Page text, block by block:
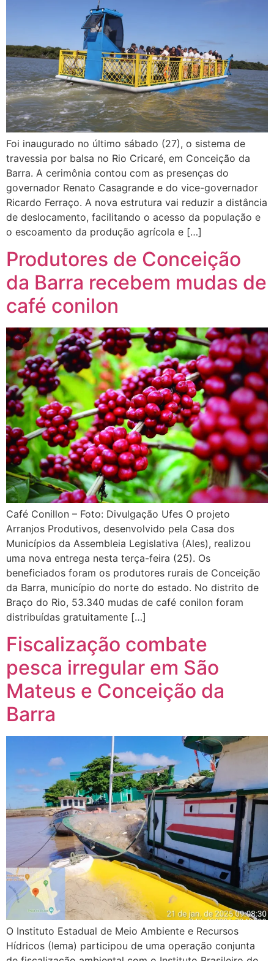
Foi inaugurado no último sábado (27), o sistema de
travessia por balsa no Rio Cricaré, em Conceição da
Barra. A cerimônia contou com as presenças do
governador Renato Casagrande e do vice-governador
Ricardo Ferraço. A nova estrutura vai reduzir a distância
de deslocamento, facilitando o acesso da população e
o escoamento da produção agrícola e […]
Produtores de Conceição
da Barra recebem mudas de
café conilon
Café Conillon – Foto: Divulgação Ufes O projeto
Arranjos Produtivos, desenvolvido pela Casa dos
Municípios da Assembleia Legislativa (Ales), realizou
uma nova entrega nesta terça-feira (25). Os
beneficiados foram os produtores rurais de Conceição
da Barra, município do norte do estado. No distrito de
Braço do Rio, 53.340 mudas de café conilon foram
distribuídas gratuitamente […]
Fiscalização combate
pesca irregular em São
Mateus e Conceição da
Barra
O Instituto Estadual de Meio Ambiente e Recursos
Hídricos (Iema) participou de uma operação conjunta